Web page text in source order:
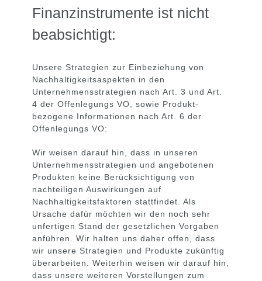
Finanzinstrumente ist nicht
beabsichtigt:
Unsere Strategien zur Einbeziehung von
Nachhaltigkeitsaspekten in den
Unternehmensstrategien nach Art. 3 und Art.
4 der Offenlegungs VO, sowie Produkt-
bezogene Informationen nach Art. 6 der
Offenlegungs VO:
Wir weisen darauf hin, dass in unseren
Unternehmensstrategien und angebotenen
Produkten keine Berücksichtigung von
nachteiligen Auswirkungen auf
Nachhaltigkeitsfaktoren stattfindet. Als
Ursache dafür möchten wir den noch sehr
unfertigen Stand der gesetzlichen Vorgaben
anführen. Wir halten uns daher offen, dass
wir unsere Strategien und Produkte zukünftig
überarbeiten. Weiterhin weisen wir darauf hin,
dass unsere weiteren Vorstellungen zum